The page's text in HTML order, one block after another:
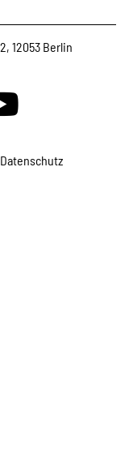
12053 Berlin
Datenschutz